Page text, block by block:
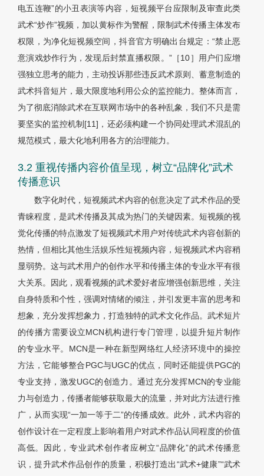
电五连鞭”的小丑表演等内容，短视频平台应限制及审查此类
武术“炒作”视频，加以黄标作为警醒，限制武术传播主体发布
权限，为净化短视频空间，抖音官方明确出台规定：“禁止恶
意演戏炒作行为，发现后封禁直播权限。”［10］用户们应增
强独立思考的能力，主动投诉那些违反武术原则、蓄意制造的
武术抖音短片，最大限度地利用公众的监控能力。整体而言，
为了彻底消除武术在互联网市场中的各种乱象，我们不只是需
要坚实的监控机制[11]，还必须构建一个协同处理武术混乱的
规范模式，最大化地利用各方的治理能力。
3.2 重视传播内容价值呈现，树立“品牌化”武术
传播意识
数字化时代，短视频武术内容的创意决定了武术作品的受
青睐程度，是武术传播及其成为热门的关键因素。短视频的视
觉化传播的特点激发了短视频武术用户对传统武术内容创新的
热情，但相比其他生活娱乐性短视频内容，短视频武术内容稍
显弱势。这与武术用户的创作水平和传播主体的专业水平有很
大关系。因此，观看视频的武术爱好者应增强创新思维，关注
自身特质和个性，强调对情绪的倾注，并引发更丰富的思考和
想象，充分发挥想象力，打造独特的武术文化作品。武术短片
的传播方需要设立MCN机构进行专门管理，以提升短片制作
的专业水平。MCN是一种在新型网络红人经济环境中的操控
方法，它能够整合PGC与UGC的优点，同时还能提供PGC的
专业支持，激发UGC的创造力。通过充分发挥MCN的专业能
力与创造力，传播者能够获取最大的流量，并对此方法进行推
广，从而实现“一加一等于二”的传播成效。此外，武术内容的
创作设计在一定程度上影响着用户对武术作品认同程度的价值
高低。因此，专业武术创作者应树立“品牌化”的武术传播意
识，提升武术作品创作的质量，积极打造出“武术+健康”“武术